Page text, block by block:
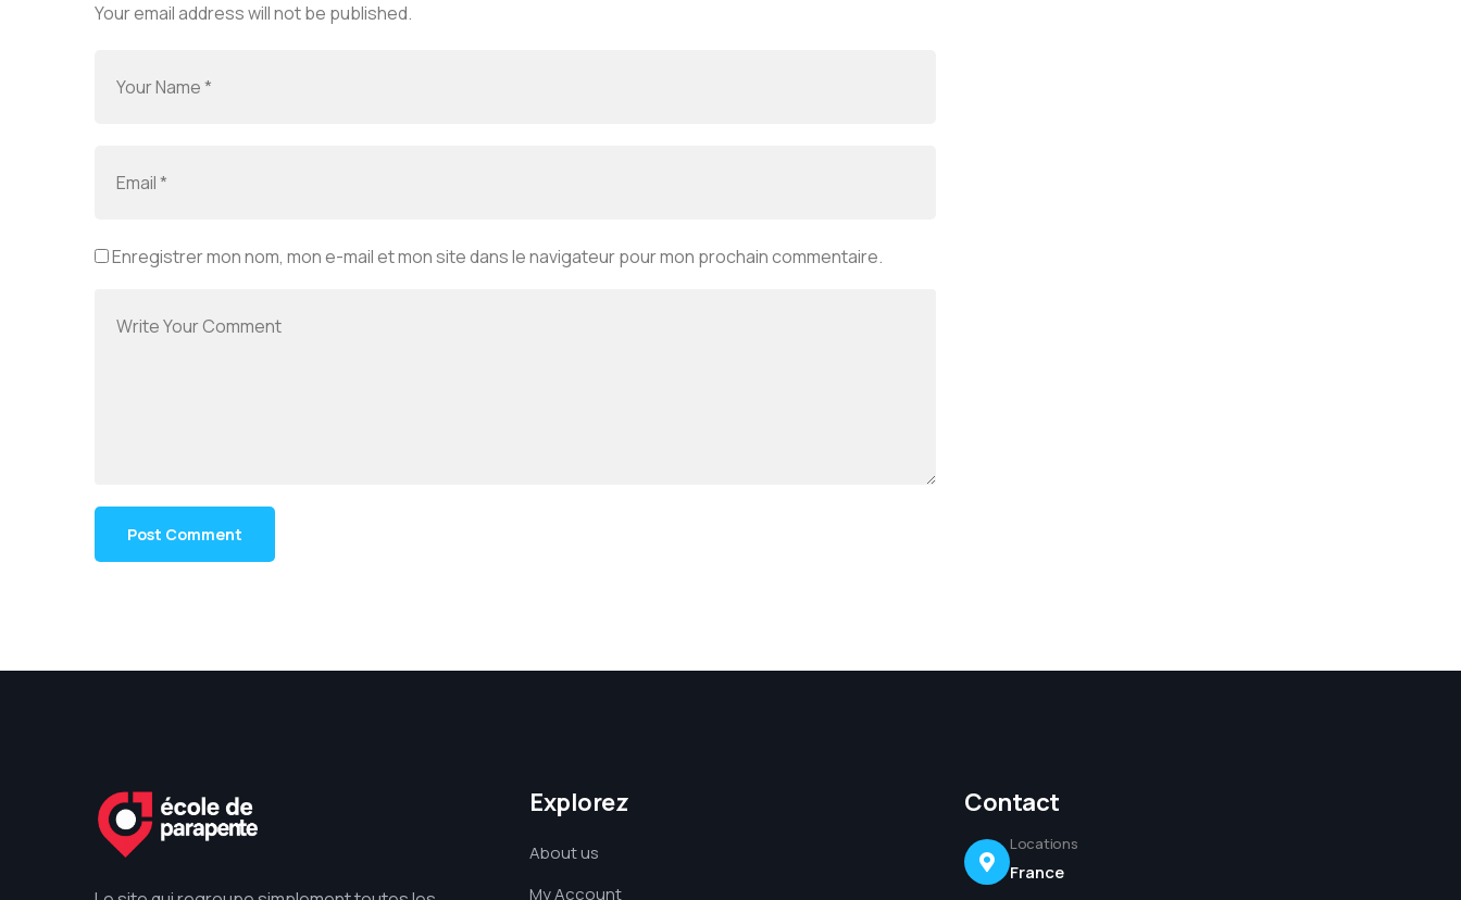
Your email address will not be published.
Enregistrer mon nom, mon e-mail et mon site dans le navigateur pour mon prochain commentaire.
Explorez
About us
My Account
Contact
Locations
France